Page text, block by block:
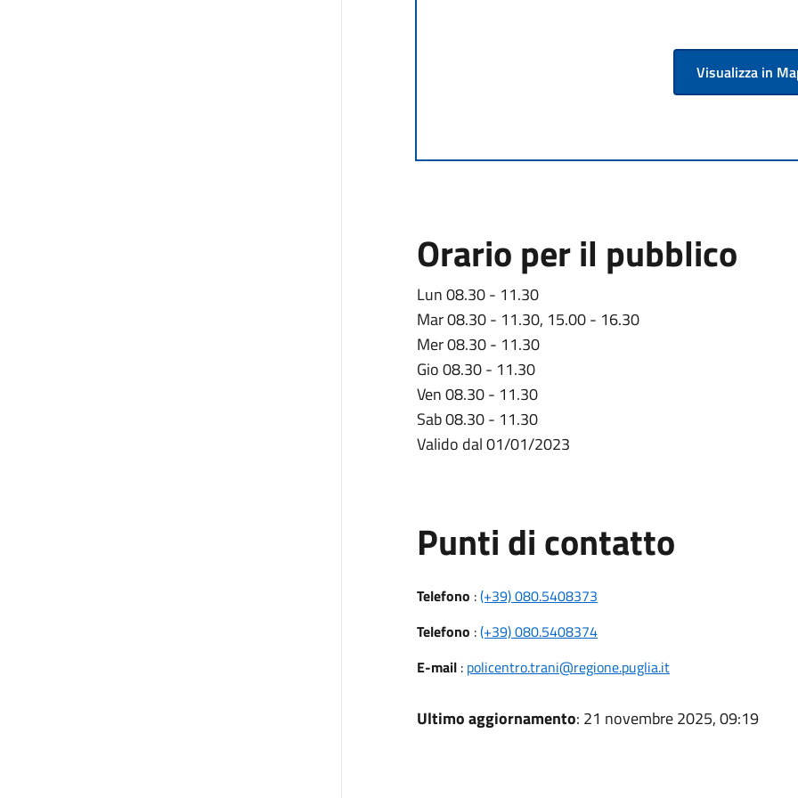
Visualizza in
Orario per il pubblico
Lun 08.30 - 11.30
Mar 08.30 - 11.30, 15.00 - 16.30
Mer 08.30 - 11.30
Gio 08.30 - 11.30
Ven 08.30 - 11.30
Sab 08.30 - 11.30
Valido dal 01/01/2023
Punti di contatto
Telefono :(+39) 080.5408373
Telefono :(+39) 080.5408374
E-mail: policentro.trani@regione.puglia.it
Ultimo aggiornamento: 21 novembre 2025, 09:19